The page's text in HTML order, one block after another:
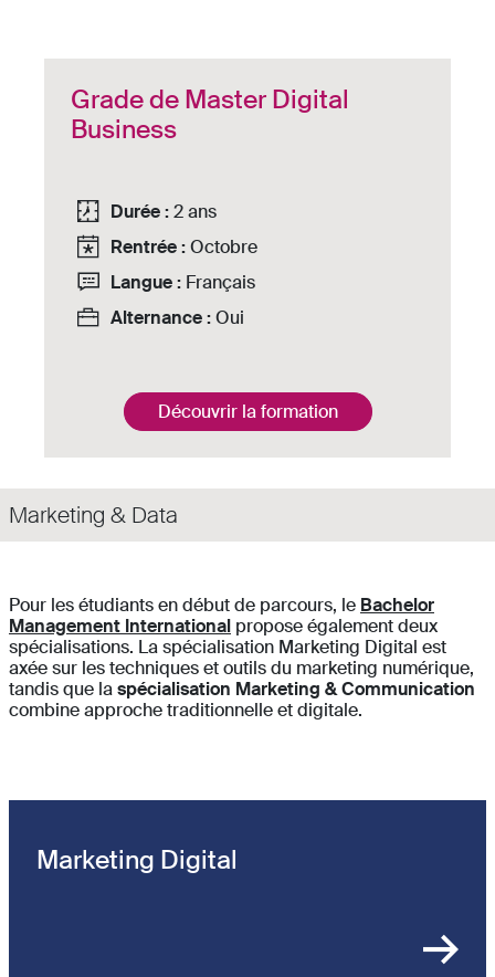
Grade de Master Digital
Business
Durée :2 ans
Rentrée :Octobre
Langue : Français
Alternance :Oui
Découvrir la formation
Marketing & Data
Pour les étudiants en début de parcours, le Bachelor
Management International propose également deux
spécialisations. La spécialisation Marketing Digital est
axée sur les techniques et outils du marketing numérique,
tandis que laspécialisation Marketing & Communication
combine approche traditionnelle et digitale.
Marketing Digital